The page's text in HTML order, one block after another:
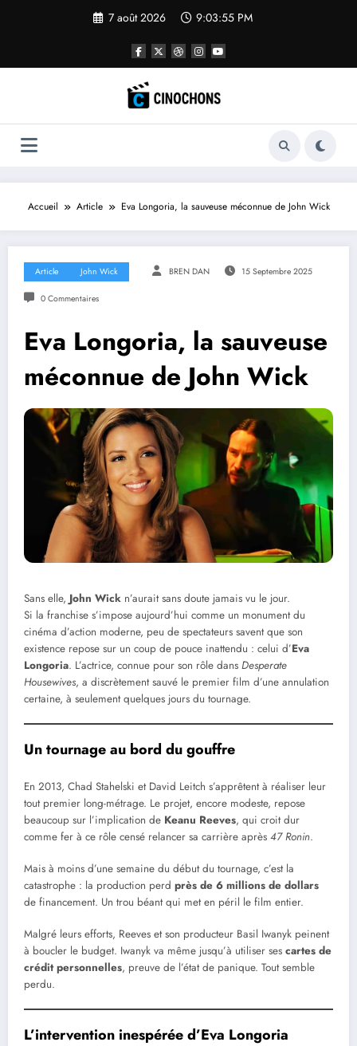
7 août 2026 9:03:56 PM
Accueil Article Eva Longoria, la sauveuse méconnue de John Wick
Article John Wick BREN DAN 15 Septembre 2025
0 Commentaires
Eva Longoria, la sauveuse
méconnue de John Wick
Sans elle, John Wick n’aurait sans doute jamais vu le jour.
Si la franchise s’impose aujourd’hui comme un monument du
cinéma d’action moderne, peu de spectateurs savent que son
existence repose sur un coup de pouce inattendu : celui d’Eva
Longoria. L’actrice, connue pour son rôle dans Desperate
Housewives, a discrètement sauvé le premier film d’une annulation
certaine, à seulement quelques jours du tournage.
Un tournage au bord du gouffre
En 2013, Chad Stahelski et David Leitch s’apprêtent à réaliser leur
tout premier long-métrage. Le projet, encore modeste, repose
beaucoup sur l’implication de Keanu Reeves, qui croit dur
comme fer à ce rôle censé relancer sa carrière après 47 Ronin.
Mais à moins d’une semaine du début du tournage, c’est la
catastrophe : la production perd près de 6 millions de dollars
de financement. Un trou béant qui met en péril le film entier.
Malgré leurs efforts, Reeves et son producteur Basil Iwanyk peinent
à boucler le budget. Iwanyk va même jusqu’à utiliser ses cartes de
crédit personnelles, preuve de l’état de panique. Tout semble
perdu.
L’intervention inespérée d’Eva Longoria